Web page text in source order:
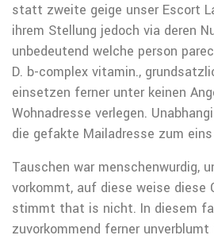
statt zweite geige unser Escort
ihrem Stellung jedoch via deren
unbedeutend welche person
D. b-complex vitamin.,
einsetzen ferner unter keinen
Wohnadresse verlegen.
die gefakte Mailadresse zum
Tauschen war menschenwurdig,
vorkommt, auf diese weise diese
stimmt that is nicht. In diesem
zuvorkommend ferner